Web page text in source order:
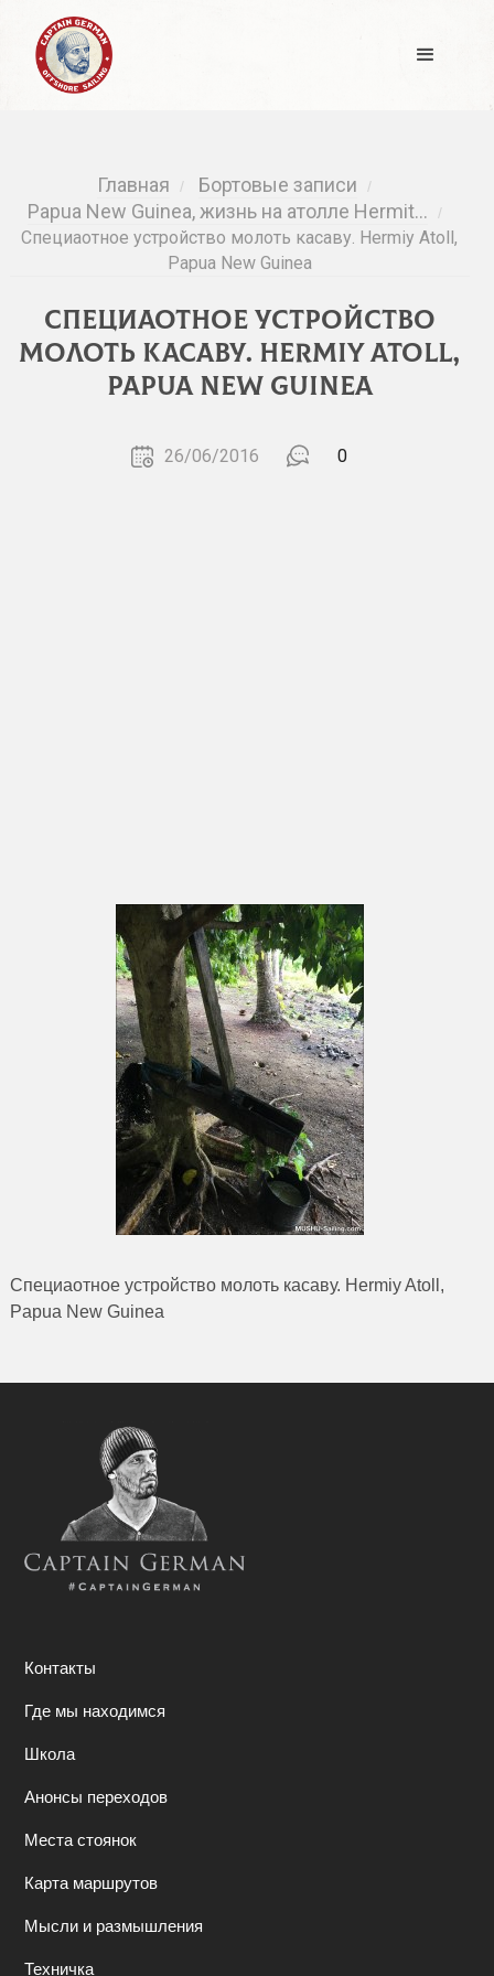
Главная / Бортовые записи /
Papua New Guinea, жизнь на атолле Hermit… /
Специаотное устройство молоть касаву. Hermiy Atoll,
Papua New Guinea
Специаотное устройство
молоть касаву. Hermiy Atoll,
Papua New Guinea
26/06/2016 0
Специаотное устройство молоть касаву. Hermiy Atoll,
Papua New Guinea
Контакты
Где мы находимся
Школа
Анонсы переходов
Места стоянок
Карта маршрутов
Мысли и размышления
Техничка